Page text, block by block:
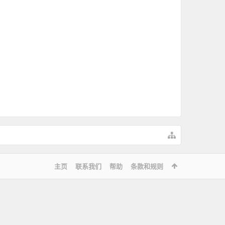
主页 联系我们 帮助 条款和规则